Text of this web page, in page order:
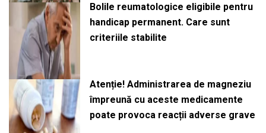
Bolile reumatologice eligibile pentru
handicap permanent. Care sunt
criteriile stabilite
Atenție! Administrarea de magneziu
împreună cu aceste medicamente
poate provoca reacții adverse grave